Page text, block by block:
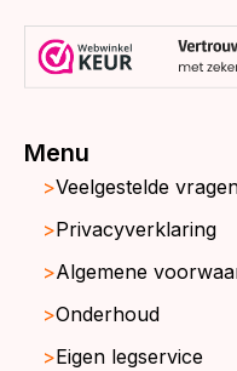
Menu
Veelgestelde
Privacyverklaring
Algemene
Onderhoud
Eigen legservice